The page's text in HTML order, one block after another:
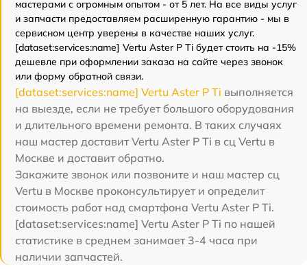
мастерами с огромным опытом - от 5 лет. На все виды услуг
и запчасти предоставляем расширенную гарантию - мы в
сервисном центр уверены в качестве наших услуг.
[dataset:services:name] Vertu Aster P Ti будет стоить на -15%
дешевле при оформлении заказа на сайте через звонок
или форму обратной связи.
[dataset:services:name] Vertu Aster P Ti выполняется
на выезде, если не требует большого оборудования
и длительного времени ремонта. В таких случаях
наш мастер доставит Vertu Aster P Ti в сц Vertu в
Москве и доставит обратно.
Закажите звонок или позвоните и наш мастер сц
Vertu в Москве проконсультирует и определит
стоимость работ над смартфона Vertu Aster P Ti.
[dataset:services:name] Vertu Aster P Ti по нашей
статистике в среднем занимает 3-4 часа при
наличии запчастей.